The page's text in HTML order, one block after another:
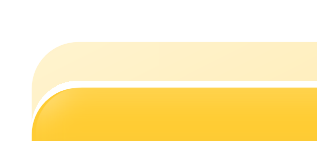
Launchpool
Participación flexible para ganar tokens populares